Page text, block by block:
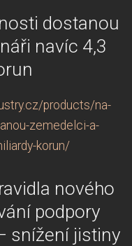
dostanou
navíc 4,3
products/na-
zemedelci-a-
korun/
nového
podpory
snížení jistiny